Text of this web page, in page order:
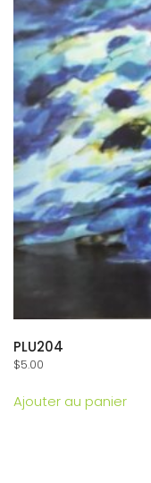
PLU204
$5.00
Ajouter au panier